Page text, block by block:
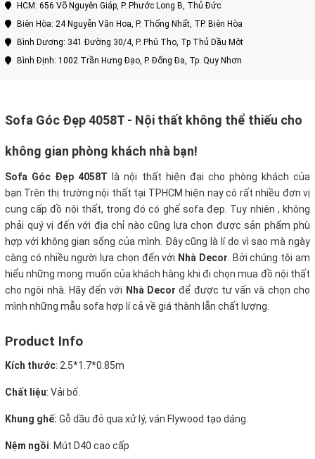
HCM: 656 Võ Nguyên Giáp, P. Phước Long B, Thủ Đức.
Biên Hòa: 24 Nguyễn Văn Hoa, P. Thống Nhất, TP. Biên Hòa
Bình Dương: 341 Đường 30/4, P. Phú Thọ, Tp Thủ Dầu Một
Bình Định: 1002 Trần Hưng Đạo, P. Đống Đa, Tp. Quy Nhơn
Sofa Góc Đẹp 4058T - Nội thất không thể thiếu cho
không gian phòng khách nhà bạn!
Sofa Góc Đẹp 4058T
là nội thất hiện đại cho phòng khách của
bạn.Trên thị trường nội thất tại TPHCM hiện nay có rất nhiều đơn vị
cung cấp đồ nội thất, trong đó có ghế sofa đẹp. Tuy nhiên , không
phải quý vị đến với địa chỉ nào cũng lựa chọn được sản phẩm phù
hợp với không gian sống của mình. Đây cũng là lí do vì sao mà ngày
càng có nhiều người lựa chọn đến với Nhà Decor. Bởi chúng tôi am
hiểu những mong muốn của khách hàng khi đi chọn mua đồ nội thất
cho ngôi nhà. Hãy đến với Nhà Decorđể được tư vấn và chọn cho
mình những mẫu sofa hợp lí cả về giá thành lẫn chất lượng.
Product Info
Kích thước: 2.5*1.7*0.85m
Chất liệu: Vải bố.
Khung ghế: Gỗ dầu đỏ qua xử lý, ván Flywood tạo dáng.
Nệm ngồi: Mút D40 cao cấp